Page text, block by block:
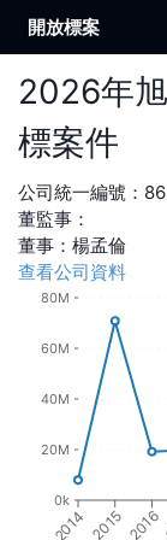
開放標案
2026年
標案件
公司統一編號：
董監事：
董事 ： 楊孟倫
查看公司資料
2014 2015 2016
0k
20M
40M
60M
80M